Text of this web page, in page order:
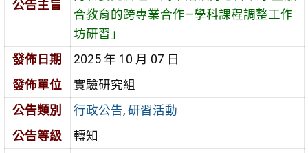
公告主旨
合教育的跨專業合作—學科課程調整工作
坊研習」
發佈日期
2025 年 10 月 07 日
發佈單位
實驗研究組
公告類別
行政公告, 研習活動
公告等級
轉知